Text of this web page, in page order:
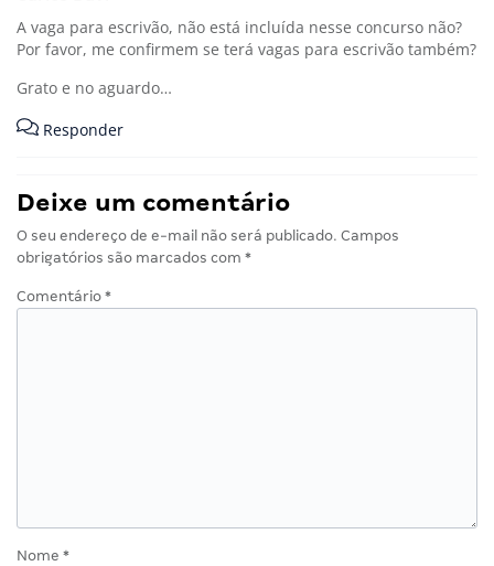
A vaga para escrivão, não está incluída nesse concurso não?
Por favor, me confirmem se terá vagas para escrivão também?
Grato e no aguardo…
Responder
Deixe um comentário
O seu endereço de e-mail não será publicado. Campos
obrigatórios são marcados com *
Comentário *
Nome *